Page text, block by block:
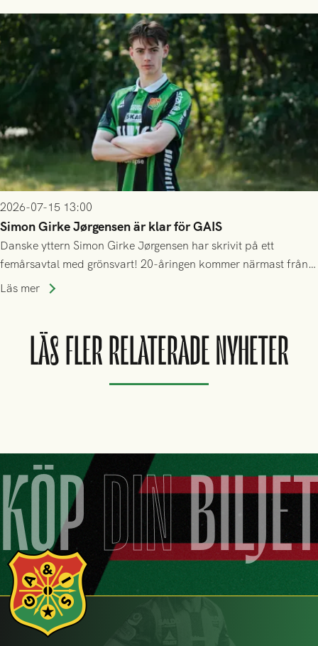
2026-07-15 13:00
Simon Girke Jørgensen är klar för GAIS
Danske yttern Simon Girke Jørgensen har skrivit på ett
femårsavtal med grönsvart! 20-åringen kommer närmast från
spel i färöiska Skála IF.
Läs mer
LÄS FLER RELATERADE NYHETER
KÖPDIN